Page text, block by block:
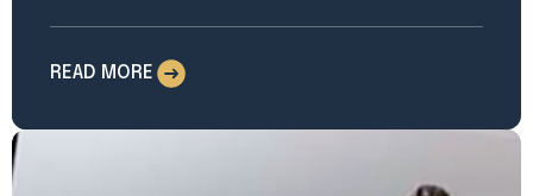
READ MORE